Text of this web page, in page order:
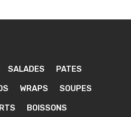
SALADES PATES
WRAPS SOUPES
BOISSONS